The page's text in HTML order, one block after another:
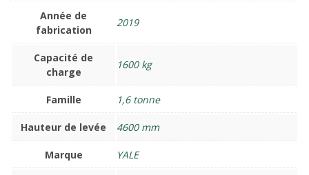
Année de
fabrication
2019
Capacité de
charge
1600 kg
Famille 1,6 tonne
Hauteur de levée 4600 mm
Marque YALE